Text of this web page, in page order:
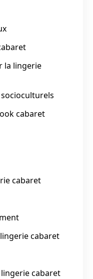
la lingerie
socioculturels
cabaret
cabaret
cabaret
cabaret